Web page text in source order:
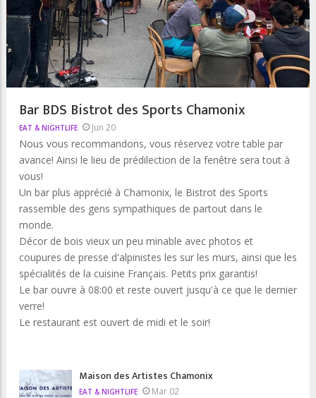
Bar BDS Bistrot des Sports Chamonix
EAT & NIGHTLIFE Jun 20
Nous vous recommandons, vous réservez votre table par
avance! Ainsi le lieu de prédilection de la fenêtre sera tout à
vous!
Un bar plus apprécié à Chamonix, le Bistrot des Sports
rassemble des gens sympathiques de partout dans le
monde.
Décor de bois vieux un peu minable avec photos et
coupures de presse d'alpinistes les sur les murs, ainsi que les
spécialités de la cuisine Français. Petits prix garantis!
Le bar ouvre à 08:00 et reste ouvert jusqu'à ce que le dernier
verre!
Le restaurant est ouvert de midi et le soir!
Maison des Artistes Chamonix
EAT & NIGHTLIFE Mar 02